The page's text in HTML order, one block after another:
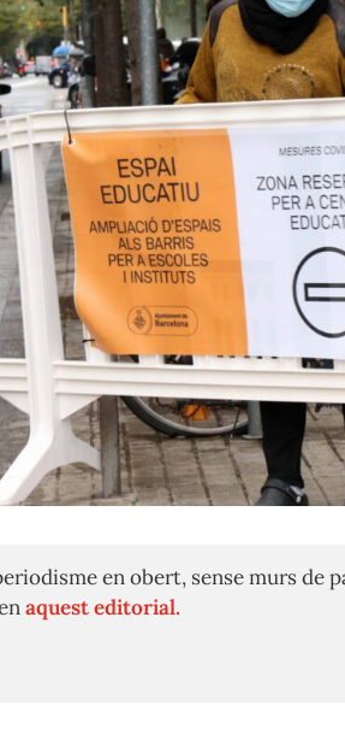
en obert, sense murs de
aquest editorial.